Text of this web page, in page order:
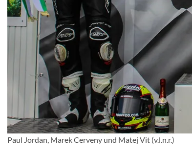
Paul Jordan, Marek Cerveny und Matej Vit (v.l.n.r.)